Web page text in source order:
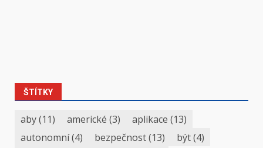
ŠTÍTKY
aby(11) americké (3) aplikace (13)
autonomní(4) bezpečnost(13) být(4)